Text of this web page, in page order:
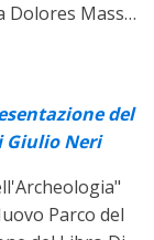
Dolores Massa
il Maestrale
Angela
del
Giulio Neri
Parco del